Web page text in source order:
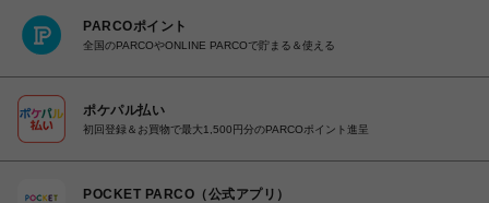
PARCOポイント
全国のPARCOやONLINE PARCOで貯まる＆使える
ポケパル払い
初回登録＆お買物で最大1,500円分のPARCOポイント進呈
POCKET PARCO（公式アプリ）